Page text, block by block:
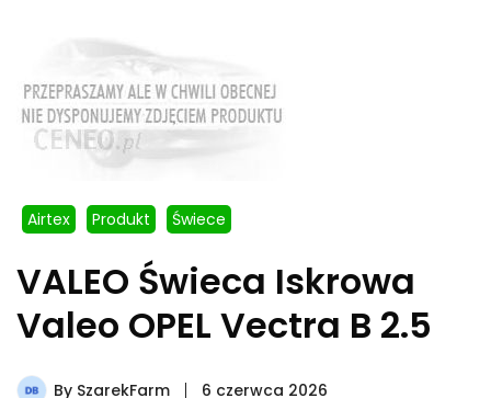
Airtex Produkt Świece
VALEO Świeca Iskrowa
Valeo OPEL Vectra B 2.5
By SzarekFarm
6 czerwca 2026